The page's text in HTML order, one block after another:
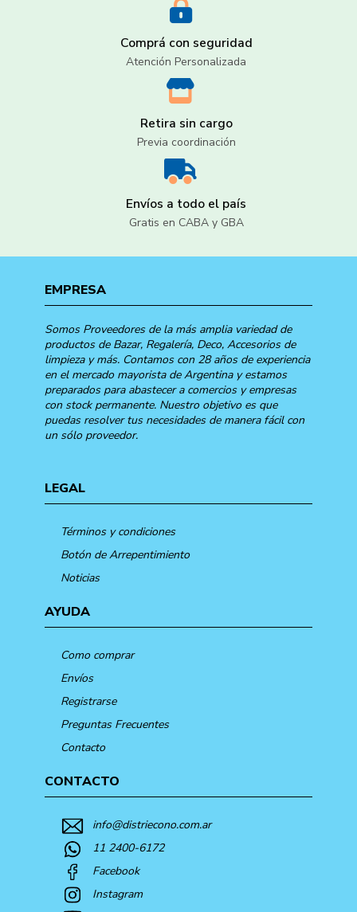
Comprá con seguridad
Atención Personalizada
Retira sin cargo
Previa coordinación
Envíos a todo el país
Gratis en CABA y GBA
EMPRESA
Somos Proveedores de la más amplia variedad de
productos de Bazar, Regalería, Deco, Accesorios de
limpieza y más. Contamos con 28 años de experiencia
en el mercado mayorista de Argentina y estamos
preparados para abastecer a comercios y empresas
con stock permanente. Nuestro objetivo es que
puedas resolver tus necesidades de manera fácil con
un sólo proveedor.
LEGAL
Términos y condiciones
Botón de Arrepentimiento
Noticias
AYUDA
Como comprar
Envíos
Registrarse
Preguntas Frecuentes
Contacto
CONTACTO
info@distriecono.com.ar
11 2400-6172
Facebook
Instagram